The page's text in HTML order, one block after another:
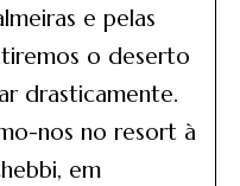
e pelas
o deserto
drasticamente.
nos no resort à
em